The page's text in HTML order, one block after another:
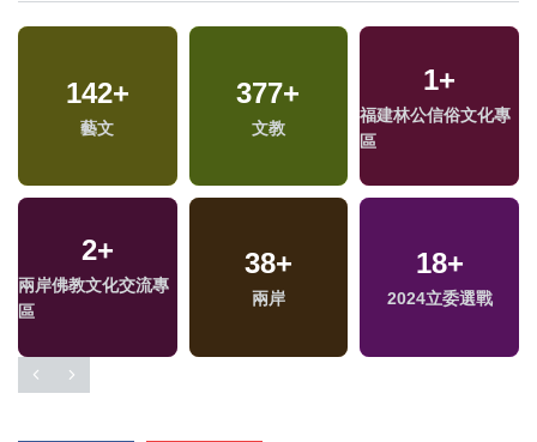
142+
藝文
377+
文教
1+
福建林公信俗文化專
區
2+
兩岸佛教文化交流專
區
38+
兩岸
18+
2024立委選戰